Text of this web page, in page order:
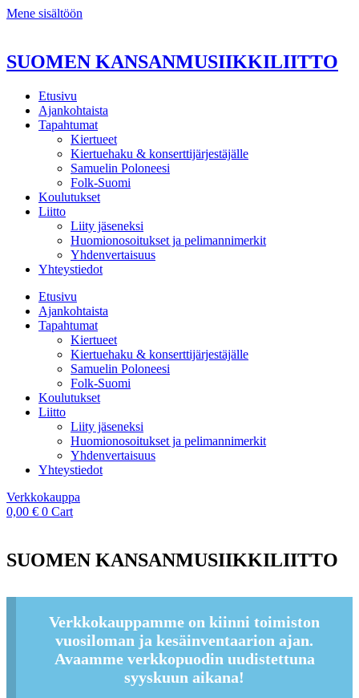
Mene sisältöön
SUOMEN KANSANMUSIIKKILIITTO
Etusivu
Ajankohtaista
Tapahtumat
Kiertueet
Kiertuehaku & konserttijärjestäjälle
Samuelin Poloneesi
Folk-Suomi
Koulutukset
Liitto
Liity jäseneksi
Huomionosoitukset ja pelimannimerkit
Yhdenvertaisuus
Yhteystiedot
Etusivu
Ajankohtaista
Tapahtumat
Kiertueet
Kiertuehaku & konserttijärjestäjälle
Samuelin Poloneesi
Folk-Suomi
Koulutukset
Liitto
Liity jäseneksi
Huomionosoitukset ja pelimannimerkit
Yhdenvertaisuus
Yhteystiedot
Verkkokauppa
0,00 € 0 Cart
SUOMEN KANSANMUSIIKKILIITTO
Verkkokauppamme on kiinni toimiston
vuosiloman ja kesäinventaarion ajan.
Avaamme verkkopuodin uudistettuna
syyskuun aikana!